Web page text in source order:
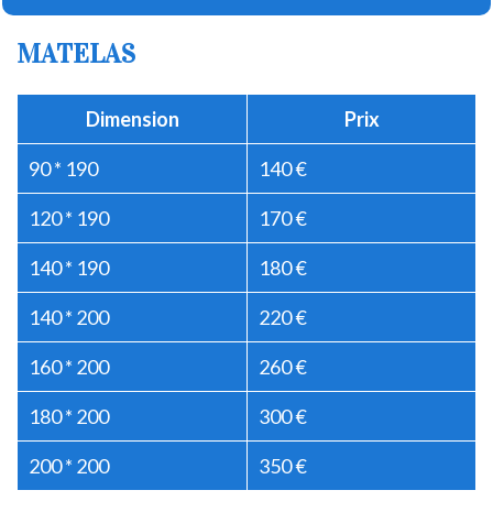
MATELAS
Dimension Prix
90 * 190 140 €
120 * 190 170 €
140 * 190 180 €
140 * 200 220 €
160 * 200 260 €
180 * 200 300 €
200 * 200 350 €